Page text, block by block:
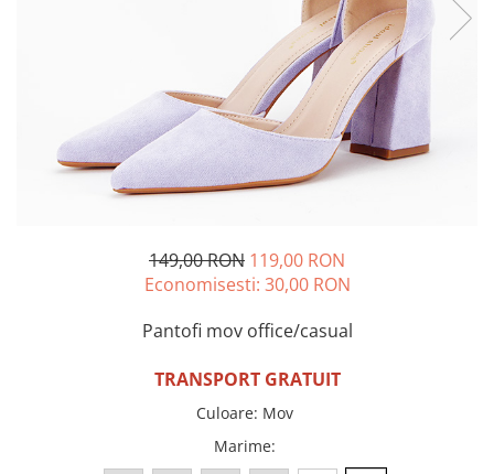
Pulovere si cardigane
149,00 RON 119,00 RON
Economisesti: 30,00 RON
Pantofi mov office/casual
TRANSPORT GRATUIT
Culoare: Mov
Marime: